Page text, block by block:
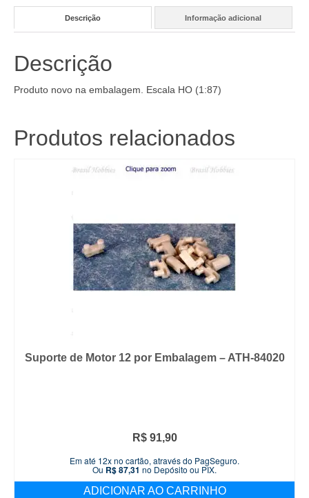
-
634
Descrição Informação adicional
Descrição
Produto novo na embalagem. Escala HO (1:87)
Produtos relacionados
Suporte de Motor 12 por Embalagem – ATH-84020
R$91,90
Em até 12x no cartão, através do PagSeguro.
Ou R$87,31 no Depósito ou PIX.
ADICIONAR AO CARRINHO